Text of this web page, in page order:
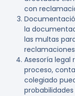
con
la
las multas
Asesoría legal
proceso,
colegiado